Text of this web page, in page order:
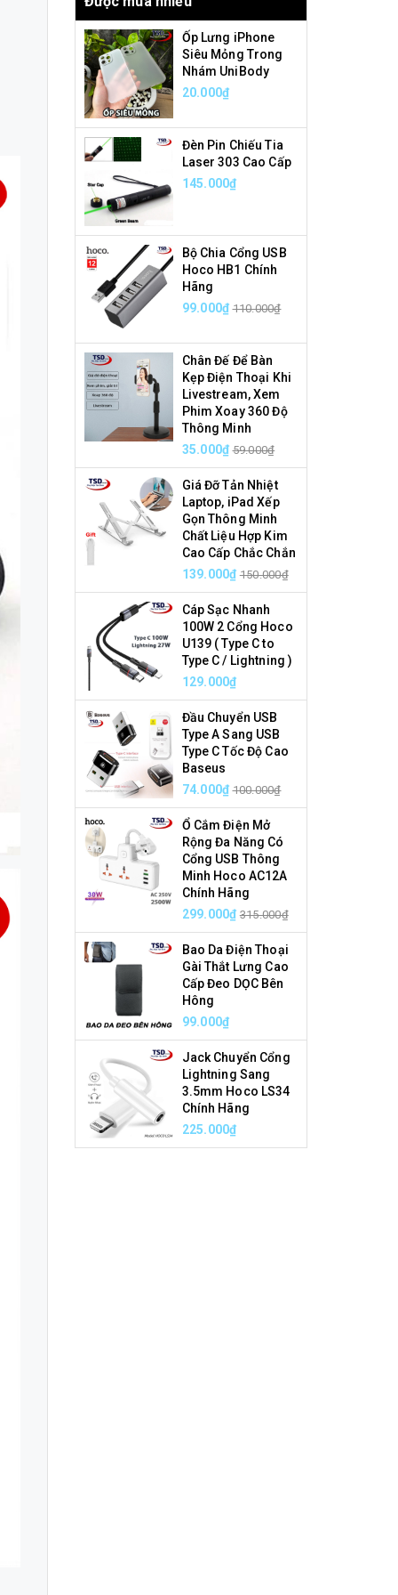
Ốp Lưng iPhone
Siêu Mỏng Trong
Nhám UniBody
20.000₫
Đèn Pin Chiếu Tia
Laser 303 Cao Cấp
145.000₫
Bộ Chia Cổng USB
Hoco HB1 Chính
Hãng
99.000₫ 110.000₫
Chân Đế Để Bàn
Kẹp Điện Thoại Khi
Livestream, Xem
Phim Xoay 360 Độ
Thông Minh
35.000₫ 59.000₫
Giá Đỡ Tản Nhiệt
Laptop, iPad Xếp
Gọn Thông Minh
Chất Liệu Hợp Kim
Cao Cấp Chắc Chắn
139.000₫ 150.000₫
Cáp Sạc Nhanh
100W 2 Cổng Hoco
U139 ( Type C to
Type C / Lightning )
129.000₫
Đầu Chuyển USB
Type A Sang USB
Type C Tốc Độ Cao
Baseus
74.000₫ 100.000₫
Ổ Cắm Điện Mở
Rộng Đa Năng Có
Cổng USB Thông
Minh Hoco AC12A
Chính Hãng
299.000₫ 315.000₫
Bao Da Điện Thoại
Gài Thắt Lưng Cao
Cấp Đeo DỌC Bên
Hông
99.000₫
Jack Chuyển Cổng
Lightning Sang
3.5mm Hoco LS34
Chính Hãng
225.000₫